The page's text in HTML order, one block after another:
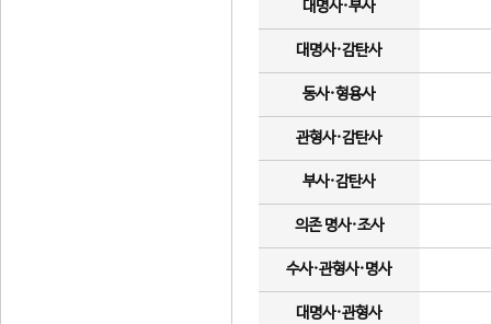
대명사·부사
대명사·감탄사
동사·형용사
관형사·감탄사
부사·감탄사
의존 명사·조사
수사·관형사·명사
대명사·관형사